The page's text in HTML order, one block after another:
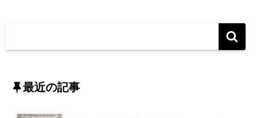
最近の記事